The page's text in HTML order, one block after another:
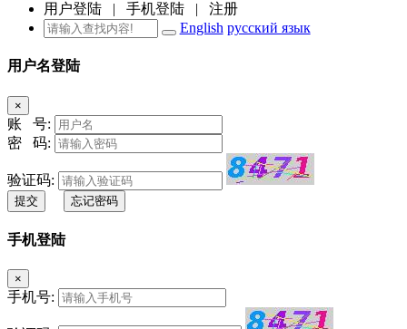
用户登陆 | 手机登陆 | 注册
English русский язык
用户名登陆
×
账 号:
密 码:
验证码:
提交 忘记密码
手机登陆
×
手机号: